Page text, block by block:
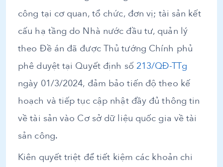
công tại cơ quan, tổ chức, đơn vị; tài sản kết
cấu hạ tầng do Nhà nước đầu tư, quản lý
theo Đề án đã được Thủ tướng Chính phủ
phê duyệt tại Quyết định số 213/QĐ-TTg
ngày 01/3/2024, đảm bảo tiến độ theo kế
hoạch và tiếp tục cập nhật đầy đủ thông tin
về tài sản vào Cơ sở dữ liệu quốc gia về tài
sản công.
Kiên quyết triệt để tiết kiệm các khoản chi